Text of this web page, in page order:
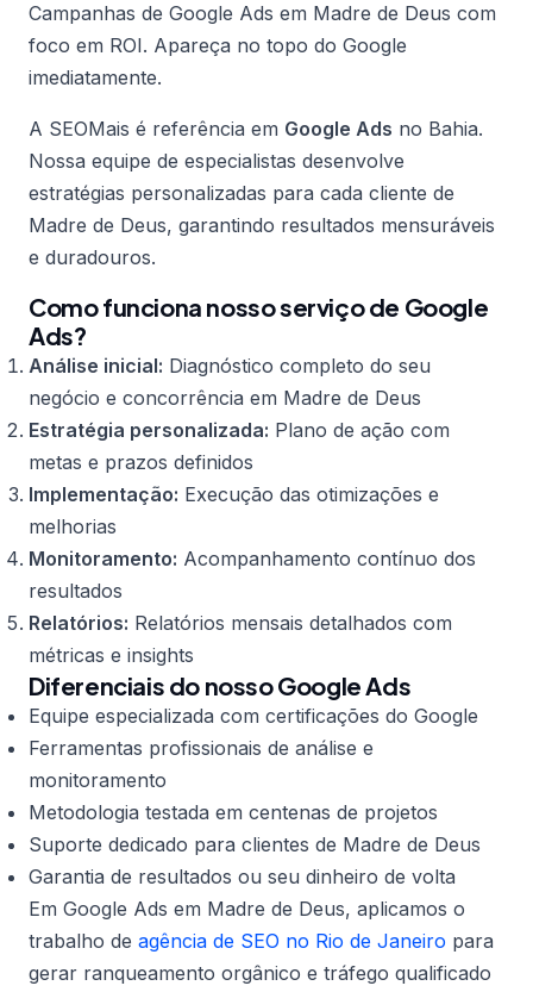
Campanhas de Google Ads em Madre de Deus com
foco em ROI. Apareça no topo do Google
imediatamente.
A SEOMais é referência em Google Ads no Bahia.
Nossa equipe de especialistas desenvolve
estratégias personalizadas para cada cliente de
Madre de Deus, garantindo resultados mensuráveis
e duradouros.
Como funciona nosso serviço de Google
Ads?
Análise inicial: Diagnóstico completo do seu
negócio e concorrência em Madre de Deus
Estratégia personalizada: Plano de ação com
metas e prazos definidos
Implementação: Execução das otimizações e
melhorias
Monitoramento: Acompanhamento contínuo dos
resultados
Relatórios: Relatórios mensais detalhados com
métricas e insights
Diferenciais do nosso Google Ads
Equipe especializada com certificações do Google
Ferramentas profissionais de análise e
monitoramento
Metodologia testada em centenas de projetos
Suporte dedicado para clientes de Madre de Deus
Garantia de resultados ou seu dinheiro de volta
Em Google Ads em Madre de Deus, aplicamos o
trabalho de agência de SEO no Rio de Janeiro para
gerar ranqueamento orgânico e tráfego qualificado